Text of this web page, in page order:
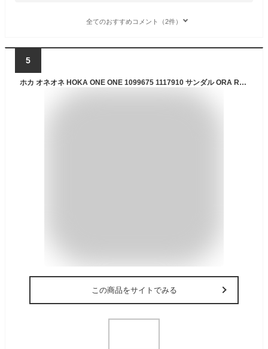
全てのおすすめコメント（2件）
5
ホカ オネオネ HOKA ONE ONE 1099675 1117910 サンダル ORA RECOVERY FLIP メンズ シューズ オラ リカバリー フリップ スライド リカバリーサンダル 軽量 トレーニング ランニング 疲れた足 快適 全3色 22cm〜29cm
この商品をサイトでみる